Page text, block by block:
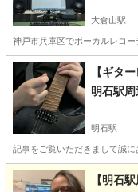
大倉山駅
神戸市兵庫区でボーカルレコ
兵庫 神戸市 大倉山駅
【ギタ
明石駅周
明石駅
記事をご覧いただきまして誠
兵庫 神戸市 明石駅
【明石